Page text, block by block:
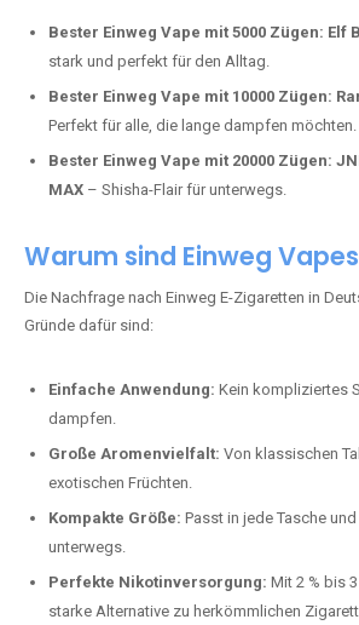
Bester Einweg Vape mit 5000 Zügen: Elf
stark und perfekt für den Alltag.
Bester Einweg Vape mit 10000 Zügen:
Perfekt für alle, die lange dampfen möchten.
Bester Einweg Vape mit 20000 Zügen:
MAX – Shisha-Flair für unterwegs.
Warum sind Einweg
Die Nachfrage nach Einweg E-Zigaretten in
Gründe dafür sind:
Einfache Anwendung: Kein kompliziertes
dampfen.
Große Aromenvielfalt: Von klassischen
exotischen Früchten.
Kompakte Größe: Passt in jede Tasche
unterwegs.
Perfekte Nikotinversorgung: Mit 2 % bis
starke Alternative zu herkömmlichen